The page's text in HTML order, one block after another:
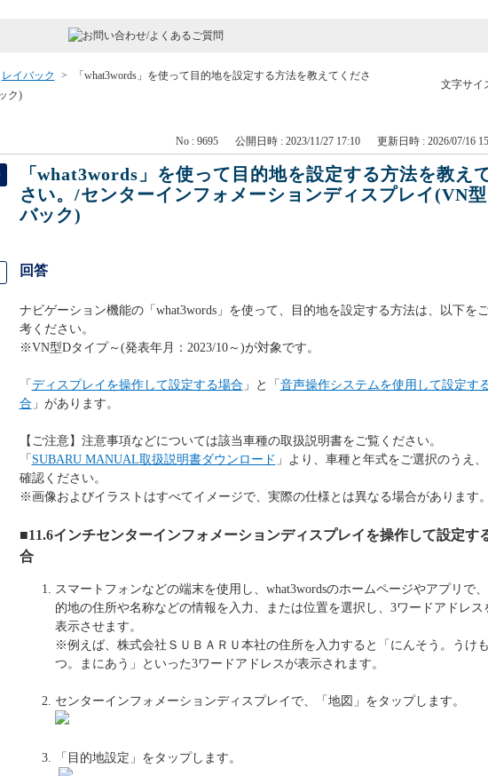
文字サイ
レイバック >
「what3words」を使って目的地を設定する方法を教えてくださ
ク)
No : 9695 公開日時 : 2023/11/27 17:10 更新日時 : 2026/07/16
「what3words」を使って目的地を設定する方法を教え
さい。/センターインフォメーションディスプレイ(VN
バック)
回答
ナビゲーション機能の「what3words」を使って、目的地を設定する方法は、以下を
考ください。
※VN型Dタイプ～(発表年月：2023/10～)が対象です。
「 ディスプレイを操作して設定する場合 」と「 音声操作システムを使用して設定す
合 」があります。
【ご注意】注意事項などについては該当車種の取扱説明書をご覧ください。
「 SUBARU MANUAL取扱説明書ダウンロード 」より、車種と年式をご選択のうえ
確認ください。
※画像およびイラストはすべてイメージで、実際の仕様とは異なる場合があります。
■11.6インチセンターインフォメーションディスプレイを操作して設定す
合
スマートフォンなどの端末を使用し、what3wordsのホームページやアプリで、
的地の住所や名称などの情報を入力、または位置を選択し、3ワードアドレス
表示させます。
※例えば、株式会社ＳＵＢＡＲＵ本社の住所を入力すると「にんそう。うけも
つ。まにあう」といった3ワードアドレスが表示されます。
センターインフォメーションディスプレイで、「地図」をタップします。
「目的地設定」をタップします。